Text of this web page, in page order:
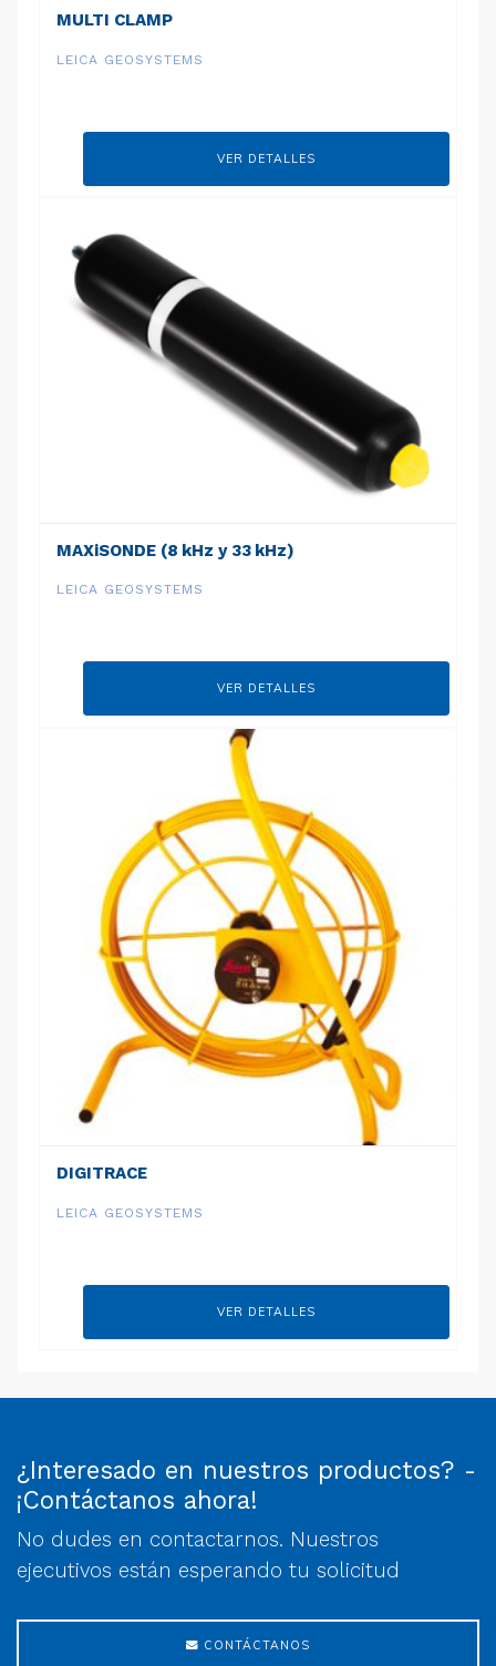
MULTI CLAMP
LEICA GEOSYSTEMS
VER DETALLES
MAXiSONDE (8 kHz y 33 kHz)
LEICA GEOSYSTEMS
VER DETALLES
DIGITRACE
LEICA GEOSYSTEMS
VER DETALLES
¿Interesado en nuestros productos? -
¡Contáctanos ahora!
No dudes en contactarnos. Nuestros
ejecutivos están esperando tu solicitud
CONTÁCTANOS